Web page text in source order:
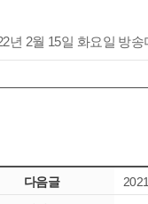
년 2월 15일 화요일 방
다음글